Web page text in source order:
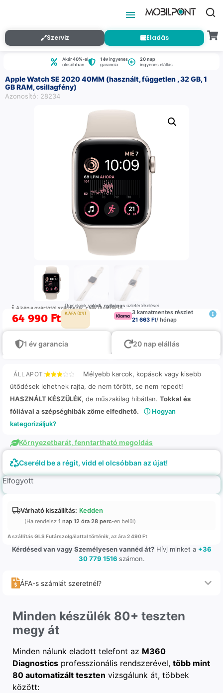
Szerviz Eladás
Akár40%-al
olcsóbban
1 évingyenes
garancia
20 nap
ingyenes elállás
Apple Watch SE 2020 40MM (használt, független , 32 GB, 1
GB RAM, csillagfény)
Azonosító: 28234
A kép a gyártótól származik, csak illustráció
Ügyfeleink valódi, nyilvánosüzletértékelései
64 990 Ft K.ÁFA (0%)
3 kamatmentes részlet
21 663 Ft/ hónap
1 év garancia 20 nap elállás
ÁLLAPOT:
Mélyebb karcok, kopások vagy kisebb
ütődések lehetnek rajta, de nem törött, se nem repedt!
HASZNÁLT KÉSZÜLÉK, de műszakilag hibátlan. Tokkal és
fóliával a szépséghibák zöme elfedhető.
ⓘ Hogyan
kategorizáljuk?
Környezetbarát, fenntartható megoldás
Cseréld be a régit, vidd el olcsóbban az újat!
Elfogyott
Várható kiszállítás: Kedden
(Ha rendelsz 1 nap 12 óra 28 perc-en belül)
A szállítás GLS Futárszolgálattal történik, az ára 2 490 Ft
Kérdésed van vagy Személyesen vannéd át?Hívj minket a +36
30 779 1516 számon.
ÁFA-s számlát szeretnél?
Minden készülék 80+ teszten
megy át
Minden nálunk eladott telefont az M360
Diagnostics professzionális rendszerével, több mint
80 automatizált teszten vizsgálunk át, többek
között: